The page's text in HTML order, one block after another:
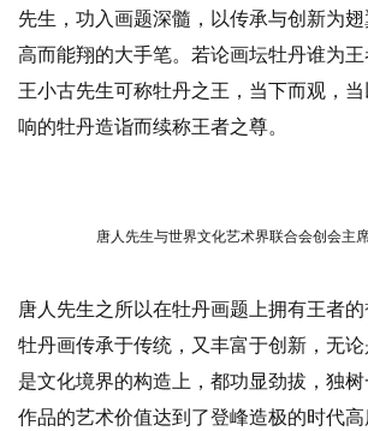
先生，功入画题深髓，以传承与创新为
高而能翔的大手笔。若论画坛牡丹谁为
王小古先生可称牡丹之王，当下而观，
响的牡丹造诣而续称王者之尊。
唐人先生与世界文化艺术界联合会创会主
唐人先生之所以在牡丹画题上拥有王者
牡丹画传承于传统，又丰富于创新，无
是文化境界的构造上，都功显劲拔，独
作品的艺术价值达到了登峰造极的时代